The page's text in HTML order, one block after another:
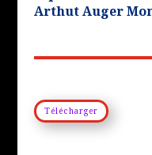
Arthut Auger
Télécharger